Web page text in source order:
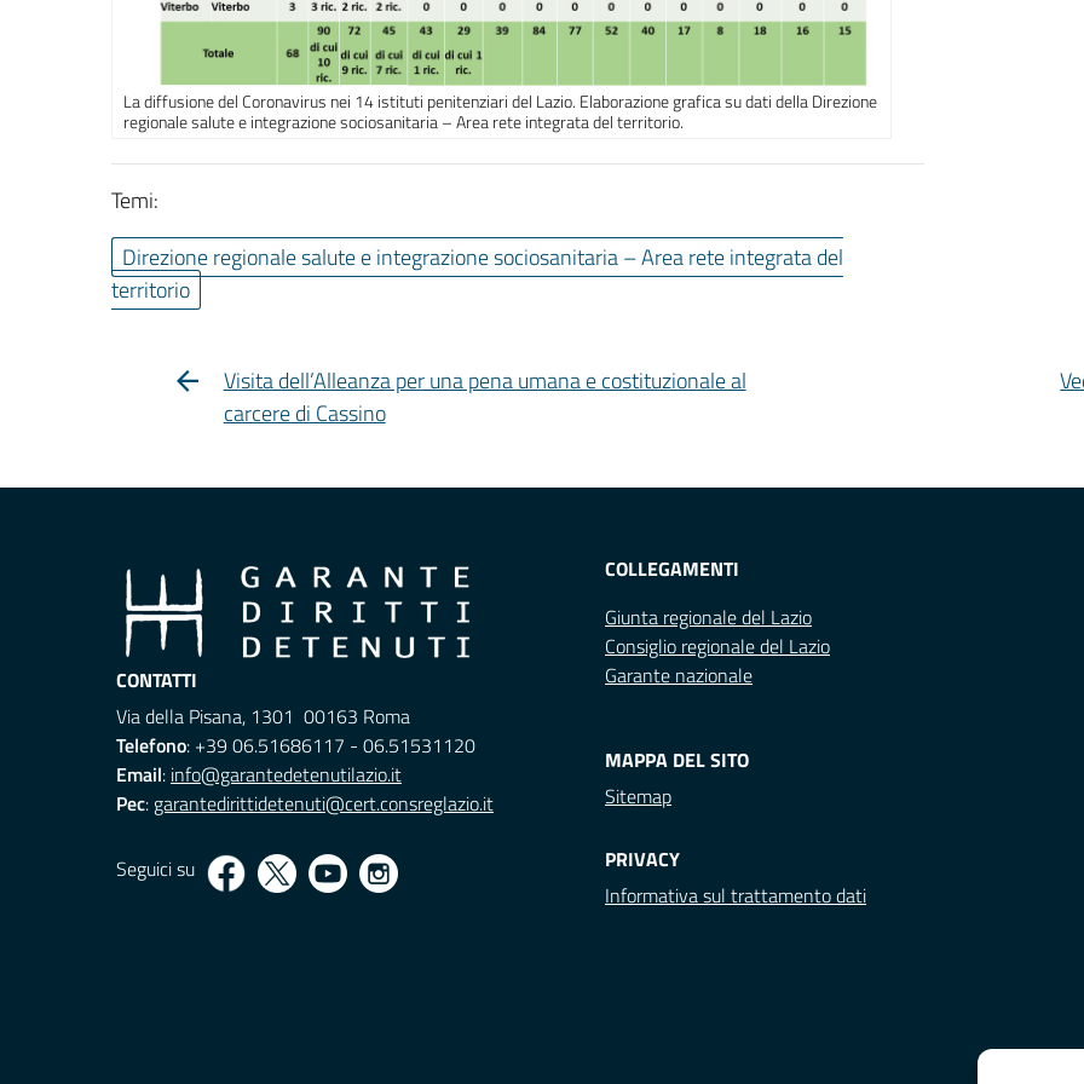
La diffusione del Coronavirus nei 14 istituti penitenziari del Lazio. Elaborazione grafica su dati della Direzione
regionale salute e integrazione sociosanitaria – Area rete integrata del territorio.
Temi:
Direzione regionale salute e integrazione sociosanitaria – Area rete integrata del
territorio
Visita dell’Alleanza per una pena umana e costituzionale al
carcere di Cassino
CONTATTI
Via della Pisana, 1301 00163 Roma
Telefono: +39 06.51686117 - 06.51531120
Email: info@garantedetenutilazio.it
Pec: garantedirittidetenuti@cert.consreglazio.it
Seguici su
COLLEGAMENTI
Giunta regionale del Lazio
Consiglio regionale del Lazio
Garante nazionale
MAPPA DEL SITO
Sitemap
PRIVACY
Informativa sul trattamento dati